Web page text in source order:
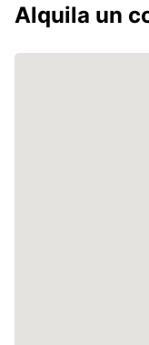
Alquila un